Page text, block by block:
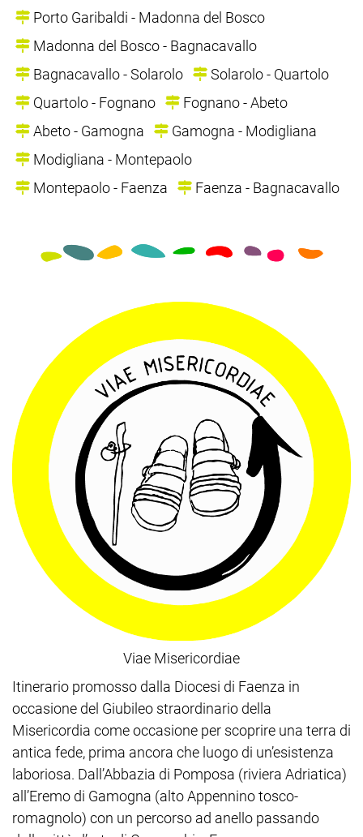
Porto Garibaldi - Madonna del Bosco
Madonna del Bosco - Bagnacavallo
Bagnacavallo - Solarolo
Solarolo - Quartolo
Quartolo - Fognano
Fognano - Abeto
Abeto - Gamogna
Gamogna - Modigliana
Modigliana - Montepaolo
Montepaolo - Faenza
Faenza - Bagnacavallo
Viae Misericordiae
Itinerario promosso dalla Diocesi di Faenza in
occasione del Giubileo straordinario della
Misericordia come occasione per scoprire una terra di
antica fede, prima ancora che luogo di un’esistenza
laboriosa. Dall’Abbazia di Pomposa (riviera Adriatica)
all’Eremo di Gamogna (alto Appennino tosco-
romagnolo) con un percorso ad anello passando